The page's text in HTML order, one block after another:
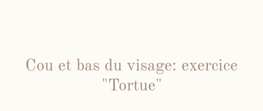
Cou et bas du visage: exercice
"Tortue"